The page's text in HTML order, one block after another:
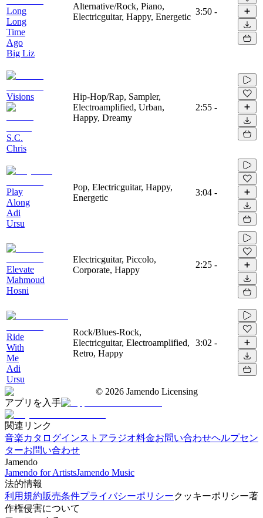
Long
Long
Time
Ago
Big Liz
Alternative/Rock, Piano,
Electricguitar, Happy, Energetic
3:50 -
Visions
S.C.
Chris
Hip-Hop/Rap, Sampler,
Electroamplified, Urban,
Happy, Dreamy
2:55 -
Play
Along
Adi
Ursu
Pop, Electricguitar, Happy,
Energetic
3:04 -
Elevate
Mahmoud
Hosni
Electricguitar, Piccolo,
Corporate, Happy
2:25 -
Ride
With
Me
Adi
Ursu
Rock/Blues-Rock,
Electricguitar, Electroamplified,
Retro, Happy
3:02 -
© 2026 Jamendo Licensing
アプリを入手
関連リンク
音楽カタログインストアラジオ料金お問い合わせヘルプセン
ターお問い合わせ
Jamendo
Jamendo for ArtistsJamendo Music
法的情報
利用規約販売条件プライバシーポリシークッキーポリシー著
作権侵害について